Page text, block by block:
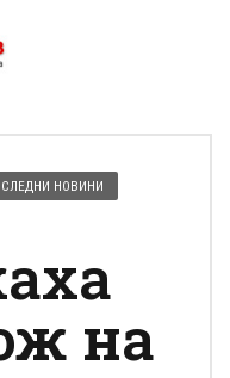
НОВИНИ
на